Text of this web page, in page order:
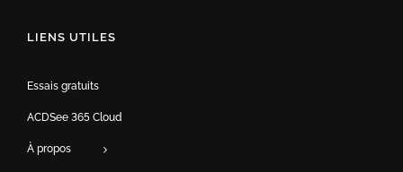
LIENS UTILES
Essais gratuits
ACDSee 365 Cloud
À propos